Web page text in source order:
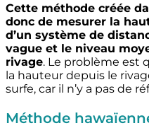
Cette méthode créée
donc de mesurer la
d’un système de
vague et le niveau
rivage. Le problème est
la hauteur depuis le
surfe, car il n’y a pas de
Méthode